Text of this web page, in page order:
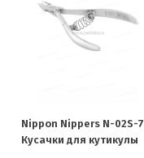
Nippon Nippers N-02S-7
Кусачки для кутикулы